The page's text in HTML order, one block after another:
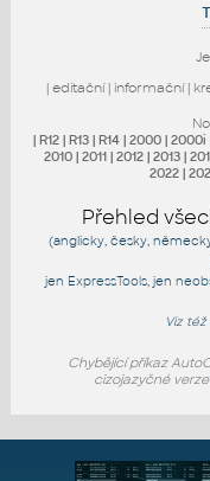
T
| editační| informační|
| R12 | R13 | R14 | 2000 | 2000i
2010 | 2011 | 2012 | 2013 |
2022 |
Přehled
(anglicky, česky,
jen ExpressTools , jen
Viz též
Chybějící příkaz
cizojazyčné